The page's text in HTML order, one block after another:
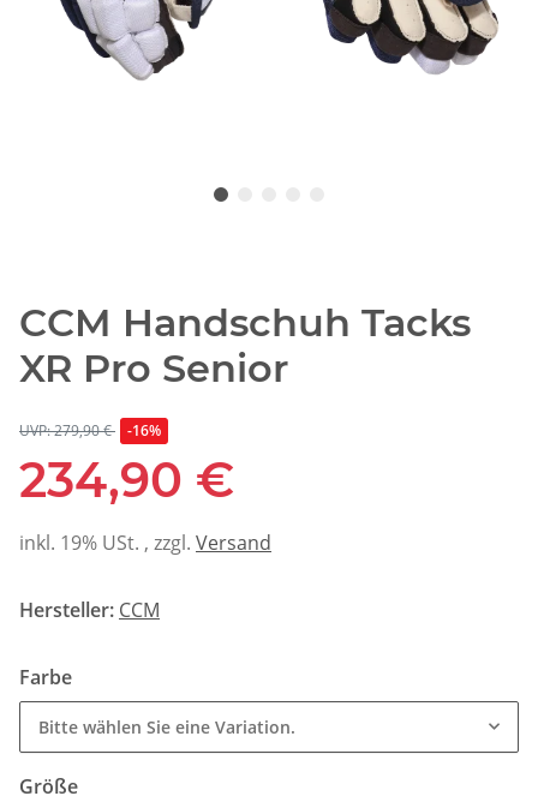
CCM Handschuh Tacks
XR Pro Senior
UVP: 279,90 € -16%
234,90 €
inkl. 19% USt. , zzgl. Versand
Hersteller: CCM
Farbe
Bitte wählen Sie eine Variation.
Größe